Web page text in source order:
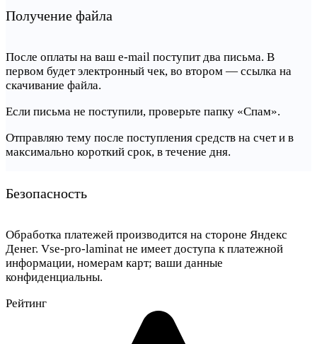
Получение файла
После оплаты на ваш e-mail поступит два письма. В
первом будет электронный чек, во втором — ссылка на
скачивание файла.
Если письма не поступили, проверьте папку «Спам».
Отправляю тему после поступления средств на счет и в
максимально короткий срок, в течение дня.
Безопасность
Обработка платежей производится на стороне Яндекс
Денег. Vse-pro-laminat не имеет доступа к платежной
информации, номерам карт; ваши данные
конфиденциальны.
Рейтинг